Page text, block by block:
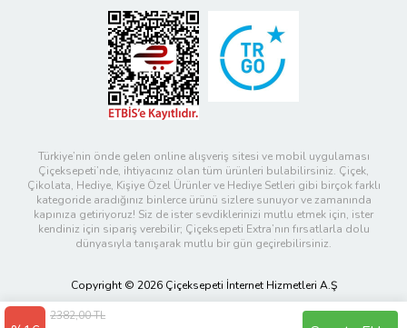
2382,00 TL
Türkiye’nin önde gelen online alışveriş sitesi ve mobil uygulaması
Çiçeksepeti’nde, ihtiyacınız olan tüm ürünleri bulabilirsiniz. Çiçek,
Çikolata, Hediye, Kişiye Özel Ürünler ve Hediye Setleri gibi birçok farklı
kategoride aradığınız binlerce ürünü sizlere sunuyor ve zamanında
kapınıza getiriyoruz! Siz de ister sevdiklerinizi mutlu etmek için, ister
kendiniz için sipariş verebilir; Çiçeksepeti Extra’nın fırsatlarla dolu
dünyasıyla tanışarak mutlu bir gün geçirebilirsiniz.
Copyright © 2026 Çiçeksepeti İnternet Hizmetleri A.Ş